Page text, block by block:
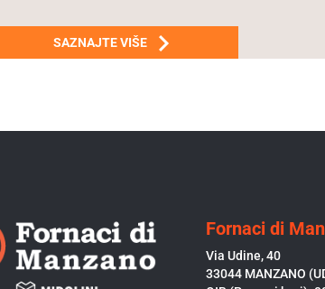
SAZNAJTE VIŠE
Fornaci di
Via Udine, 40
33044 MANZANO